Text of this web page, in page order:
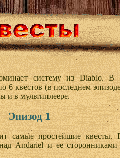
систему из Diablo. В
6 квестов (в последнем
и в мультиплеере.
Эпизод 1
самые простейшие квесты.
Andariel и ее